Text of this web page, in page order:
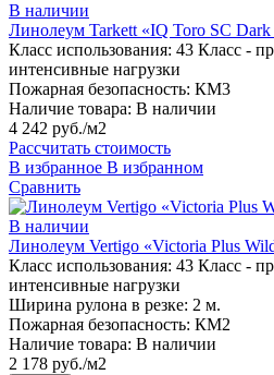
В наличии
Линолеум Tarkett «IQ Toro SC Dark
Класс использования: 43 Класс -
интенсивные нагрузки
Пожарная безопасность: КМ3
Наличие товара: В наличии
4 242 руб./м2
Рассчитать стоимость
В избранное В избранном
Сравнить
В наличии
Линолеум Vertigo «Victoria Plus
Класс использования: 43 Класс -
интенсивные нагрузки
Ширина рулона в резке: 2 м.
Пожарная безопасность: КМ2
Наличие товара: В наличии
2 178 руб./м2